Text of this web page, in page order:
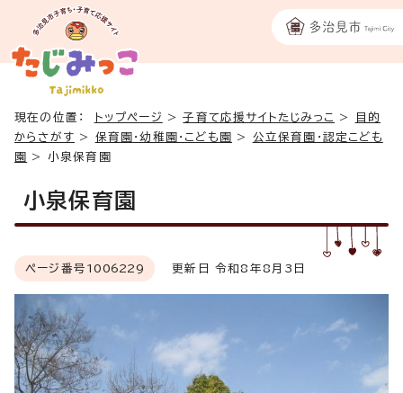
現在の位置： トップページ >子育て応援サイトたじみっこ >
目的
からさがす > 保育園・幼稚園・こども園 > 公立保育園・認定こども
園
> 小泉保育園
小泉保育園
ページ番号 1006229 更新日 令和8年8月3日